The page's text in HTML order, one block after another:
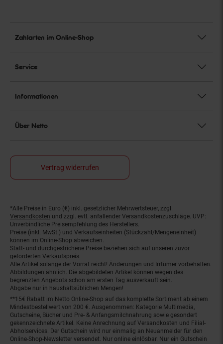
Zahlarten im Online-Shop
Service
Informationen
Über Netto
Vertrag widerrufen
Fußnoten
*Alle Preise in Euro (€) inkl. gesetzlicher Mehrwertsteuer, zzgl.
Versandkosten und zzgl. evtl. anfallender Versandkostenzuschläge. UVP:
Unverbindliche Preisempfehlung des Herstellers.
Preise (inkl. MwSt.) und Verkaufseinheiten (Stückzahl/Mengeneinheit)
können im Online-Shop abweichen.
Statt- und durchgestrichene Preise beziehen sich auf unseren zuvor
geforderten Verkaufspreis.
Alle Artikel solange der Vorrat reicht! Änderungen und Irrtümer vorbehalten.
Abbildungen ähnlich. Die abgebildeten Artikel können wegen des
begrenzten Angebots schon am ersten Tag ausverkauft sein.
Abgabe nur in haushaltsüblichen Mengen!
**15€ Rabatt im Netto Online-Shop auf das komplette Sortiment ab einem
Mindestbestellwert von 200 €. Ausgenommen: Kategorie Multimedia,
Gutscheine, Bücher und Pre- & Anfangsmilchnahrung sowie gesondert
gekennzeichnete Artikel. Keine Anrechnung auf Versandkosten und Filial-
Abholservices. Der Gutschein wird nur einmalig an Neuanmelder für den
Online-Shop-Newsletter versendet. Nur online einlösbar. Nur ein Gutschein